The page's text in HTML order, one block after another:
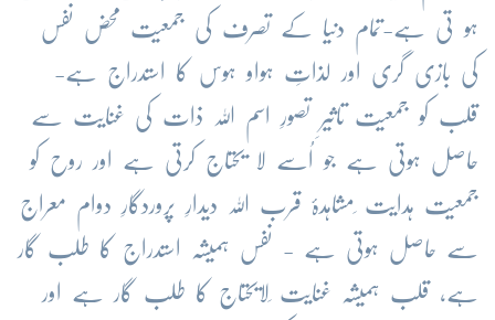
ہو تی ہے-تمام دنیا کے تصرف کی جمعیت محض نفس
کی بازی گری اور لذاتِ ہواو ہوس کا استدراج ہے-
قلب کو جمعیت تاثیرِ تصورِ اسم اللہ ذات کی غنایت سے
حاصل ہوتی ہے جو اُسے لا یحتاج کرتی ہے اور روح کو
جمعیت ہدایت ِمشاہدۂ قرب اللہ دیدارِ پروردگارِ دوام معراج
سے حاصل ہوتی ہے - نفس ہمیشہ استدراج کا طلب گار
ہے، قلب ہمیشہ غنایت ِلایحتاج کا طلب گار ہے اور